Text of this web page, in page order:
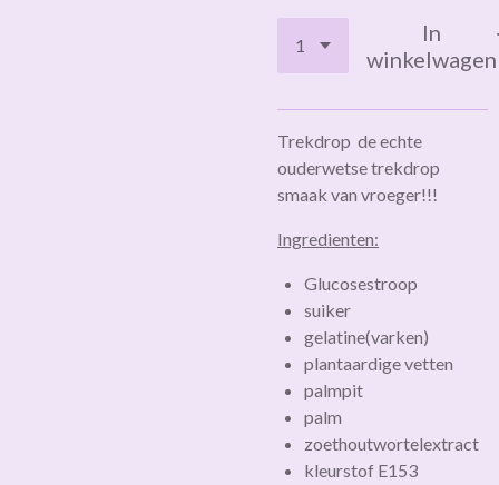
In
winkelwagen
Trekdrop de echte
ouderwetse trekdrop
smaak van vroeger!!!
Ingredienten:
Glucosestroop
suiker
gelatine(varken)
plantaardige vetten
palmpit
palm
zoethoutwortelextract
kleurstof E153